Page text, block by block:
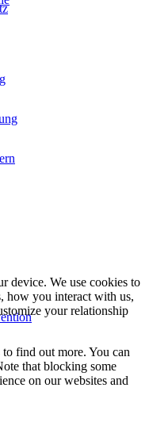
device. We use cookies to
how you interact with us,
your relationship
find out more. You can
that blocking some
on our websites and